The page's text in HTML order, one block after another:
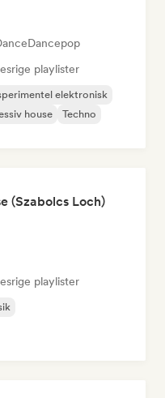
Dancepop
playlister
elektronisk
house
Techno
(Szabolcs Loch)
playlister